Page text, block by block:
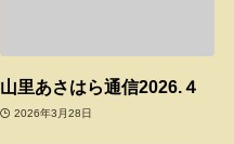
山里あさはら通信2026.４
2026年3月28日